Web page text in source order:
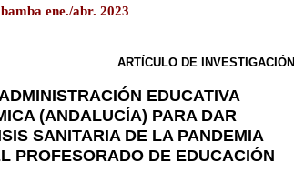
ene./abr. 2023
ARTÍCULO DE INVESTIGACIÓN
EDUCATIVA
(ANDALUCÍA) PARA DAR
SANITARIA DE LA PANDEMIA
PROFESORADO DE EDUCACIÓN